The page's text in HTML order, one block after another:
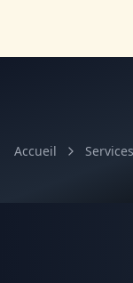
Accueil Services